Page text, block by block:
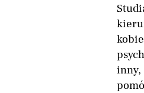
inny,